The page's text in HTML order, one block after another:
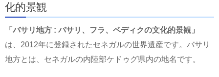
化的景観
「バサリ地方 : バサリ、フラ、ベディクの文化的景観」
は、2012年に登録されたセネガルの世界遺産です。バサリ
地方とは、セネガルの内陸部ケドゥグ県内の地名です。